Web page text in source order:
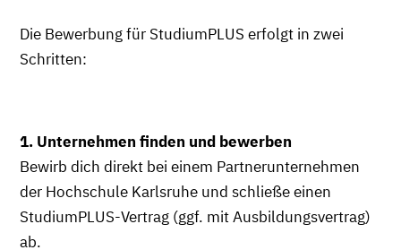
Die Bewerbung für StudiumPLUS erfolgt in zwei
Schritten:
1. Unternehmen finden und bewerben
Bewirb dich direkt bei einem Partnerunternehmen
der Hochschule Karlsruhe und schließe einen
StudiumPLUS-Vertrag (ggf. mit Ausbildungsvertrag)
ab.